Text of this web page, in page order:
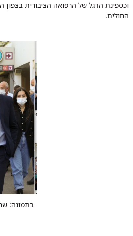
וכספינת הדגל של הרפואה הציבורית בצפון
החולים.
בתמונה: